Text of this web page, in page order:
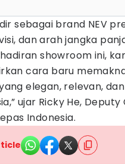
sebagai brand NEV
dan arah jangka
showroom ini,
cara baru
elegan, relevan,
ujar Ricky He,
Indonesia.